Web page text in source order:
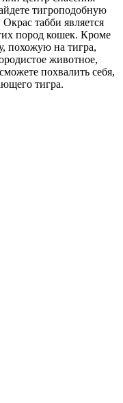
тигроподобную
табби является
пород кошек. Кроме
похожую на тигра,
животное,
похвалить себя,
тигра.